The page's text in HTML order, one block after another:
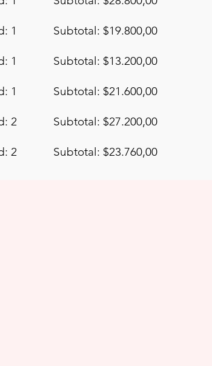
1 Subtotal: $19.800,00
1 Subtotal: $13.200,00
1 Subtotal: $21.600,00
2 Subtotal: $27.200,00
2 Subtotal: $23.760,00